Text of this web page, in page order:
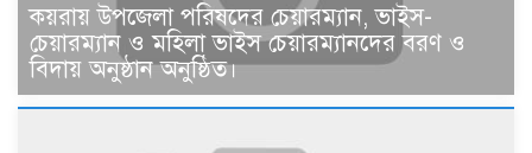
কয়রায় উপজেলা পরিষদের চেয়ারম্যান, ভাইস-
চেয়ারম্যান ও মহিলা ভাইস চেয়ারম্যানদের বরণ ও
বিদায় অনুষ্ঠান অনুষ্ঠিত।